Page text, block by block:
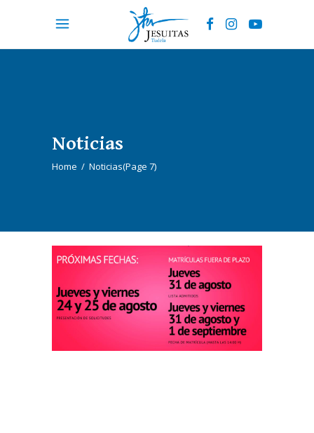
Noticias
Home / Noticias(Page 7)